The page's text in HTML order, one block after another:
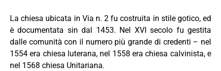
La chiesa ubicata in Via n. 2 fu costruita in stile gotico, ed
è documentata sin dal 1453. Nel XVI secolo fu gestita
dalle comunità con il numero più grande di credenti – nel
1554 era chiesa luterana, nel 1558 era chiesa calvinista, e
nel 1568 chiesa Unitariana.